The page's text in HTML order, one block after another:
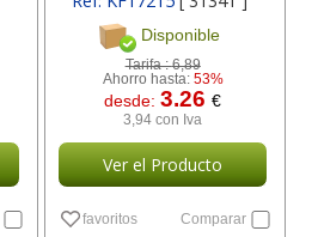
Disponible
Tarifa :6,89
Ahorro hasta: 53%
desde:3.26€
3,94 con Iva
Ver el Producto
favoritos Comparar